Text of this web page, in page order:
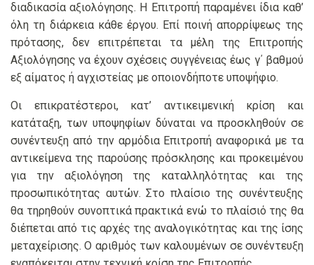
διαδικασία αξιολόγησης. Η Επιτροπή παραμένει ίδια καθ’
όλη τη διάρκεια κάθε έργου. Επί ποινή απορρίψεως της
πρότασης, δεν επιτρέπεται τα μέλη της Επιτροπής
Αξιολόγησης να έχουν σχέσεις συγγένειας έως γ΄ βαθμού
εξ αίματος ή αγχιστείας με οποιονδήποτε υποψήφιο.
Οι επικρατέστεροι, κατ’ αντικειμενική κρίση και
κατάταξη, των υποψηφίων δύναται να προσκληθούν σε
συνέντευξη από την αρμόδια Επιτροπή αναφορικά με τα
αντικείμενα της παρούσης πρόσκλησης και προκειμένου
για την αξιολόγηση της καταλληλότητας και της
προσωπικότητας αυτών. Στο πλαίσιο της συνέντευξης
θα τηρηθούν συνοπτικά πρακτικά ενώ το πλαίσιό της θα
διέπεται από τις αρχές της αναλογικότητας και της ίσης
μεταχείρισης. Ο αριθμός των καλουμένων σε συνέντευξη